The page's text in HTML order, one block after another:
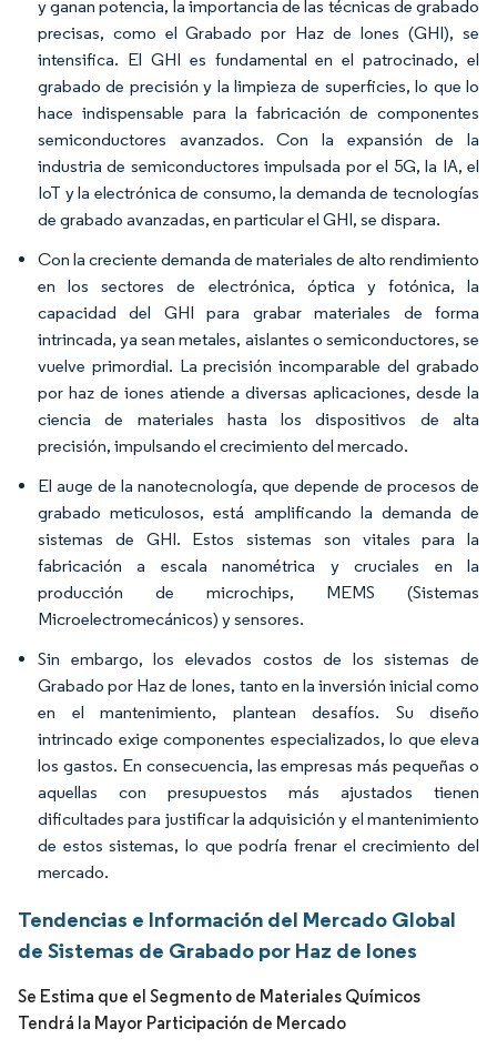
y ganan potencia, la importancia de las técnicas de grabado
precisas, como el Grabado por Haz de Iones (GHI), se
intensifica. El GHI es fundamental en el patrocinado, el
grabado de precisión y la limpieza de superficies, lo que lo
hace indispensable para la fabricación de componentes
semiconductores avanzados. Con la expansión de la
industria de semiconductores impulsada por el 5G, la IA, el
IoT y la electrónica de consumo, la demanda de tecnologías
de grabado avanzadas, en particular el GHI, se dispara.
Con la creciente demanda de materiales de alto rendimiento
en los sectores de electrónica, óptica y fotónica, la
capacidad del GHI para grabar materiales de forma
intrincada, ya sean metales, aislantes o semiconductores, se
vuelve primordial. La precisión incomparable del grabado
por haz de iones atiende a diversas aplicaciones, desde la
ciencia de materiales hasta los dispositivos de alta
precisión, impulsando el crecimiento del mercado.
El auge de la nanotecnología, que depende de procesos de
grabado meticulosos, está amplificando la demanda de
sistemas de GHI. Estos sistemas son vitales para la
fabricación a escala nanométrica y cruciales en la
producción de microchips, MEMS (Sistemas
Microelectromecánicos) y sensores.
Sin embargo, los elevados costos de los sistemas de
Grabado por Haz de Iones, tanto en la inversión inicial como
en el mantenimiento, plantean desafíos. Su diseño
intrincado exige componentes especializados, lo que eleva
los gastos. En consecuencia, las empresas más pequeñas o
aquellas con presupuestos más ajustados tienen
dificultades para justificar la adquisición y el mantenimiento
de estos sistemas, lo que podría frenar el crecimiento del
mercado.
Tendencias e Información del Mercado Global
de Sistemas de Grabado por Haz de Iones
Se Estima que el Segmento de Materiales Químicos
Tendrá la Mayor Participación de Mercado